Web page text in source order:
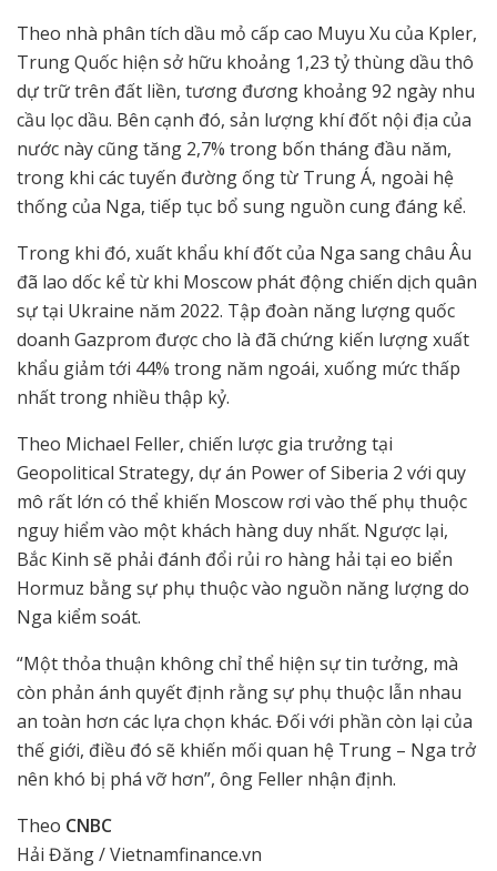
Theo nhà phân tích dầu mỏ cấp cao Muyu Xu của Kpler,
Trung Quốc hiện sở hữu khoảng 1,23 tỷ thùng dầu thô
dự trữ trên đất liền, tương đương khoảng 92 ngày nhu
cầu lọc dầu. Bên cạnh đó, sản lượng khí đốt nội địa của
nước này cũng tăng 2,7% trong bốn tháng đầu năm,
trong khi các tuyến đường ống từ Trung Á, ngoài hệ
thống của Nga, tiếp tục bổ sung nguồn cung đáng kể.
Trong khi đó, xuất khẩu khí đốt của Nga sang châu Âu
đã lao dốc kể từ khi Moscow phát động chiến dịch quân
sự tại Ukraine năm 2022. Tập đoàn năng lượng quốc
doanh Gazprom được cho là đã chứng kiến lượng xuất
khẩu giảm tới 44% trong năm ngoái, xuống mức thấp
nhất trong nhiều thập kỷ.
Theo Michael Feller, chiến lược gia trưởng tại
Geopolitical Strategy, dự án Power of Siberia 2 với quy
mô rất lớn có thể khiến Moscow rơi vào thế phụ thuộc
nguy hiểm vào một khách hàng duy nhất. Ngược lại,
Bắc Kinh sẽ phải đánh đổi rủi ro hàng hải tại eo biển
Hormuz bằng sự phụ thuộc vào nguồn năng lượng do
Nga kiểm soát.
“Một thỏa thuận không chỉ thể hiện sự tin tưởng, mà
còn phản ánh quyết định rằng sự phụ thuộc lẫn nhau
an toàn hơn các lựa chọn khác. Đối với phần còn lại của
thế giới, điều đó sẽ khiến mối quan hệ Trung – Nga trở
nên khó bị phá vỡ hơn”, ông Feller nhận định.
Theo CNBC
Hải Đăng / Vietnamfinance.vn